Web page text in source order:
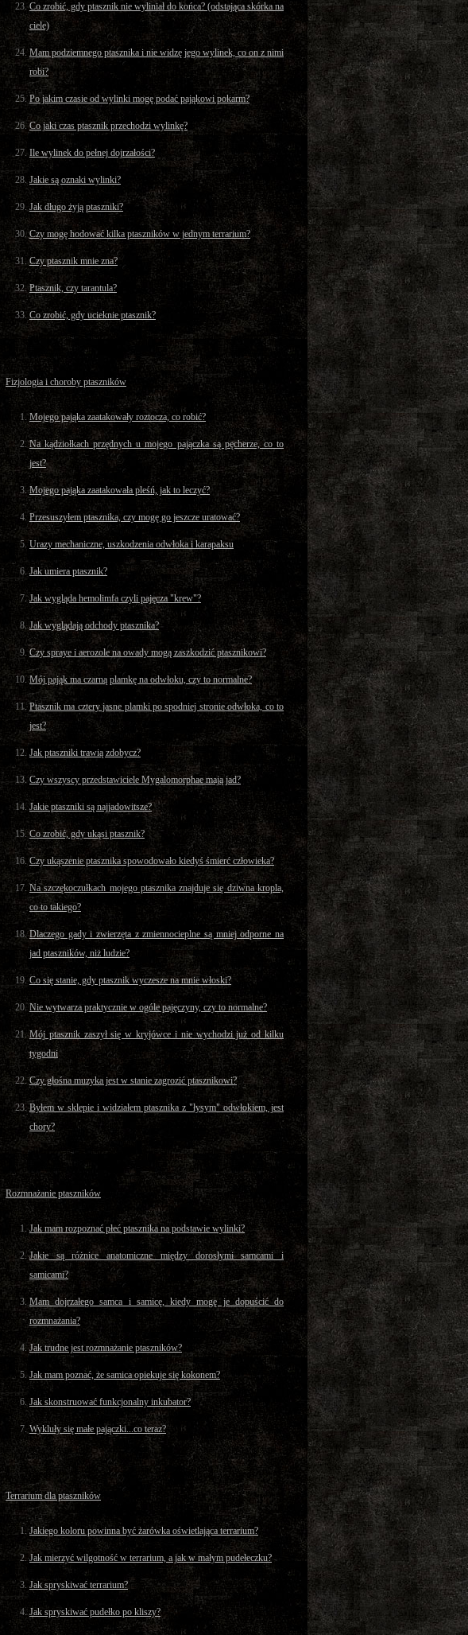
Co zrobić, gdy ptasznik nie wyliniał do końca? (odstająca skórka na
ciele)
Mam podziemnego ptasznika i nie widzę jego wylinek, co on z nimi
robi?
Po jakim czasie od wylinki mogę podać pająkowi pokarm?
Co jaki czas ptasznik przechodzi wylinkę?
Ile wylinek do pełnej dojrzałości?
Jakie są oznaki wylinki?
Jak długo żyją ptaszniki?
Czy mogę hodować kilka ptaszników w jednym terrarium?
Czy ptasznik mnie zna?
Ptasznik, czy tarantula?
Co zrobić, gdy ucieknie ptasznik?
Fizjologia i choroby ptaszników
Mojego pająka zaatakowały roztocza, co robić?
Na kądziołkach przędnych u mojego pajączka są pęcherze, co to
jest?
Mojego pająka zaatakowała pleśń, jak to leczyć?
Przesuszyłem ptasznika, czy mogę go jeszcze uratować?
Urazy mechaniczne, uszkodzenia odwłoka i karapaksu
Jak umiera ptasznik?
Jak wygląda hemolimfa czyli pajęcza "krew"?
Jak wyglądają odchody ptasznika?
Czy spraye i aerozole na owady mogą zaszkodzić ptasznikowi?
Mój pająk ma czarną plamkę na odwłoku, czy to normalne?
Ptasznik ma cztery jasne plamki po spodniej stronie odwłoka, co to
jest?
Jak ptaszniki trawią zdobycz?
Czy wszyscy przedstawiciele Mygalomorphae mają jad?
Jakie ptaszniki są najjadowitsze?
Co zrobić, gdy ukąsi ptasznik?
Czy ukąszenie ptasznika spowodowało kiedyś śmierć człowieka?
Na szczękoczułkach mojego ptasznika znajduje się dziwna kropla,
co to takiego?
Dlaczego gady i zwierzęta z zmiennocieplne są mniej odporne na
jad ptaszników, niż ludzie?
Co się stanie, gdy ptasznik wyczesze na mnie włoski?
Nie wytwarza praktycznie w ogóle pajęczyny, czy to normalne?
Mój ptasznik zaszył się w kryjówce i nie wychodzi już od kilku
tygodni
Czy głośna muzyka jest w stanie zagrozić ptasznikowi?
Byłem w sklepie i widziałem ptasznika z "łysym" odwłokiem, jest
chory?
Rozmnażanie ptaszników
Jak mam rozpoznać płeć ptasznika na podstawie wylinki?
Jakie są różnice anatomiczne między dorosłymi samcami i
samicami?
Mam dojrzałego samca i samicę, kiedy mogę je dopuścić do
rozmnażania?
Jak trudne jest rozmnażanie ptaszników?
Jak mam poznać, że samica opiekuje się kokonem?
Jak skonstruować funkcjonalny inkubator?
Wykluły się małe pajączki...co teraz?
Terrarium dla ptaszników
Jakiego koloru powinna być żarówka oświetlająca terrarium?
Jak mierzyć wilgotność w terrarium, a jak w małym pudełeczku?
Jak spryskiwać terrarium?
Jak spryskiwać pudełko po kliszy?